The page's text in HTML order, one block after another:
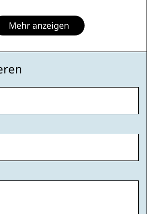
Mehr anzeigen